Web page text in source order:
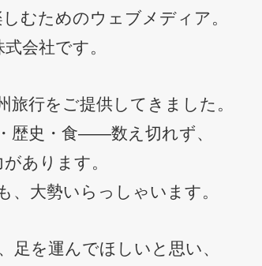
むためのウェブメディア。
会社です。
行をご提供してきました。
歴史・食――数え切れず、
あります。
、大勢いらっしゃいます。
足を運んでほしいと思い、